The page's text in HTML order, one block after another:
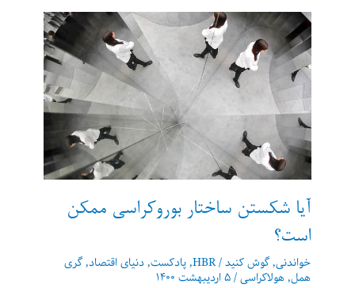
و
سایر
هنرها:
معرفی
وبلاگ
جنگل
یاس
(Bois
de
آیا شکستن ساختار بوروکراسی ممکن
است؟
خواندنی,گوش کنید/
HBR
,پادکست,دنیای اقتصاد,گری
همل,هولاکراسی/۵ اردیبهشت ۱۴۰۰